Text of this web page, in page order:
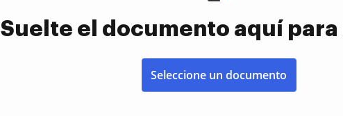
Suelte el documento aquí
Seleccione un documento